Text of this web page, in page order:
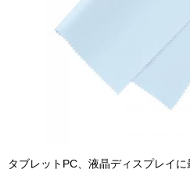
タブレットPC、液晶ディスプレイ